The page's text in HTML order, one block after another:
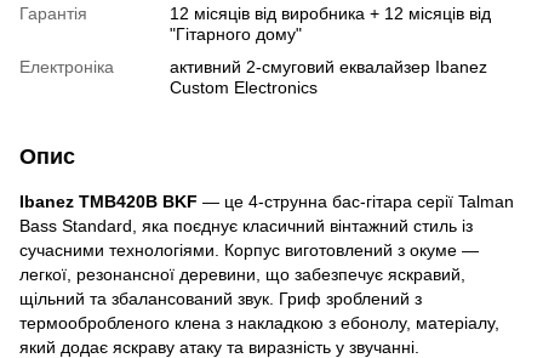
Гарантія
12 місяців від виробника + 12 місяців від
"Гітарного дому"
Електроніка
активний 2-смуговий еквалайзер Ibanez
Custom Electronics
Опис
Ibanez TMB420B BKF — це 4-струнна бас-гітара серії Talman
Bass Standard, яка поєднує класичний вінтажний стиль із
сучасними технологіями. Корпус виготовлений з окуме —
легкої, резонансної деревини, що забезпечує яскравий,
щільний та збалансований звук. Гриф зроблений з
термообробленого клена з накладкою з ебонолу, матеріалу,
який додає яскраву атаку та виразність у звучанні.